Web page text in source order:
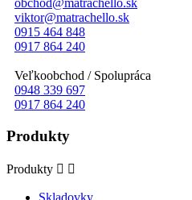
viktor@matrachello.sk
0915 464 848
0917 864 240
Veľkoobchod / Spolupráca
0948 339 697
0917 864 240
Produkty
Produkty  